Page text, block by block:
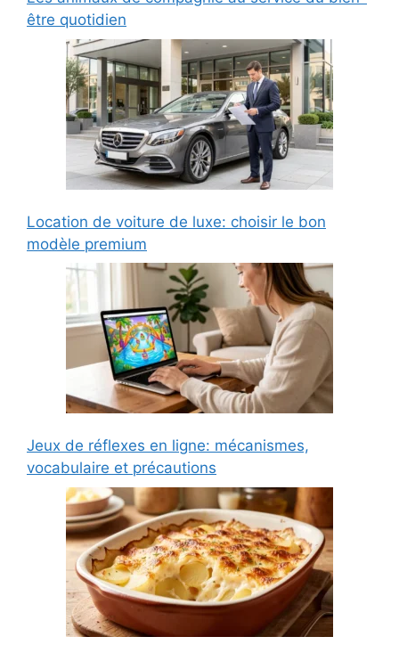
être quotidien
Location de voiture de luxe: choisir le bon
modèle premium
Jeux de réflexes en ligne: mécanismes,
vocabulaire et précautions